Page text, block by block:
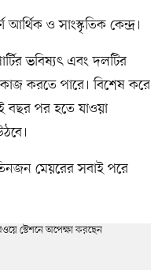
ও সাংস্কৃতিক কেন্দ্র।
ভবিষ্যৎ এবং দলটির
কাজ করতে পারে। বিশেষ করে
বছর পর হতে যাওয়া
মেয়রের সবাই পরে